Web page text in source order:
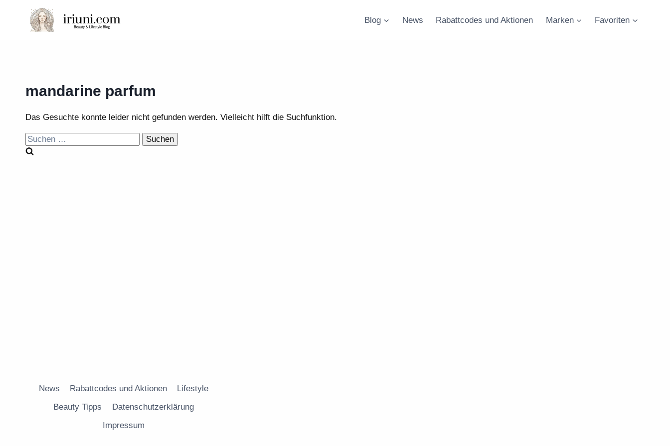
springen
Blog News Rabattcodes und Aktionen Marken Favoriten
mandarine parfum
Das Gesuchte konnte leider nicht gefunden werden. Vielleicht hilft die Suchfunktion.
Suchen
nach:
News Rabattcodes und Aktionen
Lifestyle
Beauty Tipps
Datenschutzerklärung
Impressum